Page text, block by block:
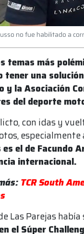
no fue habilitado a
temas más
tener una
y la Asociación
del deporte
con idas y
el de Facundo
internacional.
TCR South
Las Parejas
el Súper